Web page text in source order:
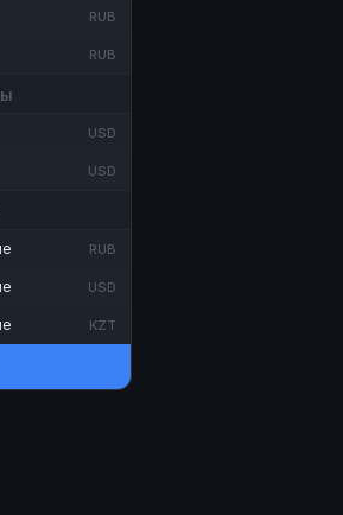
RUB
RUB
USD
USD
RUB
USD
KZT